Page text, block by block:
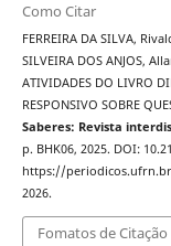
Como Citar
FERREIRA DA SILVA,
SILVEIRA DOS ANJOS,
ATIVIDADES DO LIVRO
RESPONSIVO SOBRE
Saberes: Revista
p. BHK06, 2025. DOI:
https://
2026.
Fomatos de Citação